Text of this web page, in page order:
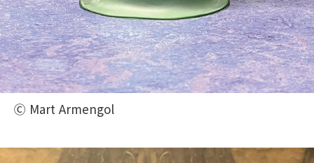
Ⓒ Mart Armengol